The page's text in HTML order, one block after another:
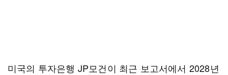
미국의 투자은행 JP모건이 최근 보고서에서 2028년